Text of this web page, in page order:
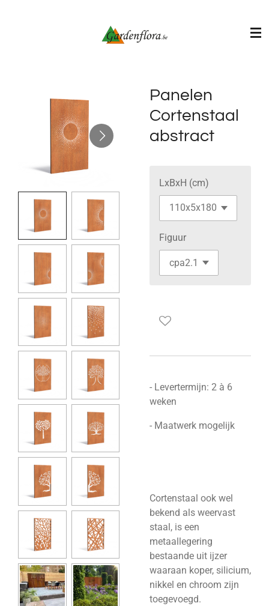
Panelen
Cortenstaal
abstract
LxBxH (cm)
Figuur
- Levertermijn: 2 à 6
weken
- Maatwerk mogelijk
Cortenstaal ook wel
bekend als weervast
staal, is een
metaallegering
bestaande uit ijzer
waaraan koper, silicium,
nikkel en chroom zijn
toegevoegd.